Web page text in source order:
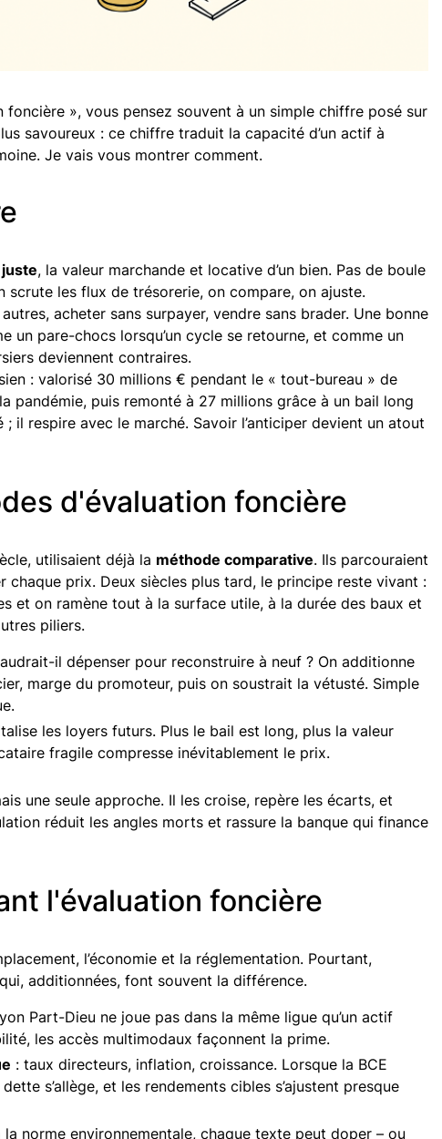
foncière », vous pensez souvent à un simple chiffre posé sur
savoureux : ce chiffre traduit la capacité d’un actif à
Je vais vous montrer comment.
, la valeur marchande et locative d’un bien. Pas de boule
scrute les flux de trésorerie, on compare, on ajuste.
acheter sans surpayer, vendre sans brader. Une bonne
un pare-chocs lorsqu’un cycle se retourne, et comme un
deviennent contraires.
: valorisé 30 millions € pendant le « tout-bureau » de
pandémie, puis remonté à 27 millions grâce à un bail long
; il respire avec le marché. Savoir l’anticiper devient un atout
d'évaluation foncière
utilisaient déjà la méthode comparative. Ils parcouraient
chaque prix. Deux siècles plus tard, le principe reste vivant :
et on ramène tout à la surface utile, à la durée des baux et
piliers.
il dépenser pour reconstruire à neuf ? On additionne
marge du promoteur, puis on soustrait la vétusté. Simple
les loyers futurs. Plus le bail est long, plus la valeur
fragile compresse inévitablement le prix.
une seule approche. Il les croise, repère les écarts, et
réduit les angles morts et rassure la banque qui finance
l'évaluation foncière
l’économie et la réglementation. Pourtant,
additionnées, font souvent la différence.
Part-Dieu ne joue pas dans la même ligue qu’un actif
les accès multimodaux façonnent la prime.
: taux directeurs, inflation, croissance. Lorsque la BCE
s’allège, et les rendements cibles s’ajustent presque
la norme environnementale, chaque texte peut doper – ou